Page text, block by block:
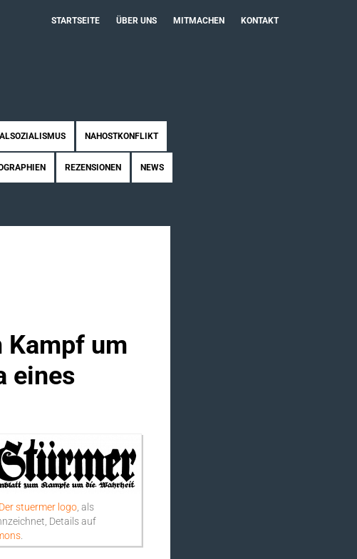
STARTSEITE ÜBER UNS MITMACHEN KONTAKT
NAHOSTKONFLIKT
REZENSIONEN NEWS
Kampf um
eines
Der stuermer logo , als
Details auf